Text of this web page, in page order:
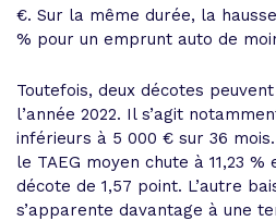
€. Sur la même durée, la
% pour un emprunt auto de
Toutefois, deux décotes
l’année 2022. Il s’agit
inférieurs à 5 000 € sur 36
le TAEG moyen chute à 11,23 %
décote de 1,57 point. L’autre
s’apparente davantage à une